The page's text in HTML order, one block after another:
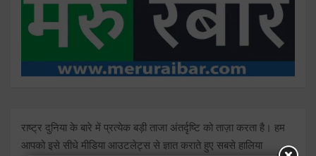
राष्ट्र दुनिया के बारे में प्रत्येक बड़ी ताजा अंतर्दृष्टि को ताज़ा करता है। हम
आपको इसे सीधे मीडिया आउटलेट्स से ज्ञात कराते हुए सबसे हालिया